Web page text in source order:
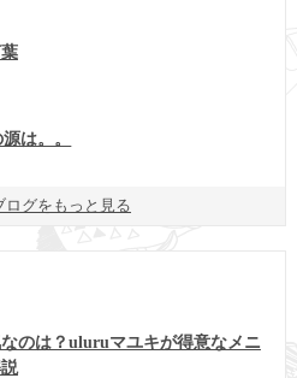
は。。
ログをもっと見る
のは？uluruマユキが得意なメニ